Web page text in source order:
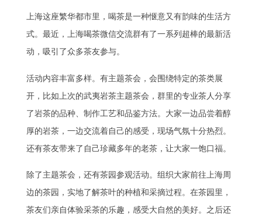
上海这座繁华都市里，喝茶是一种惬意又有韵味的生活方
式。最近，上海喝茶微信交流群有了一系列超棒的最新活
动，吸引了众多茶友参与。
活动内容丰富多样。有主题茶会，会围绕特定的茶类展
开，比如上次的武夷岩茶主题茶会，群里的专业茶人分享
了岩茶的品种、制作工艺和品鉴方法。大家一边品尝着醇
厚的岩茶，一边交流着自己的感受，现场气氛十分热烈。
还有茶友带来了自己珍藏多年的老茶，让大家一饱口福。
除了主题茶会，还有茶园参观活动。组织大家前往上海周
边的茶园，实地了解茶叶的种植和采摘过程。在茶园里，
茶友们亲自体验采茶的乐趣，感受大自然的美好。之后还